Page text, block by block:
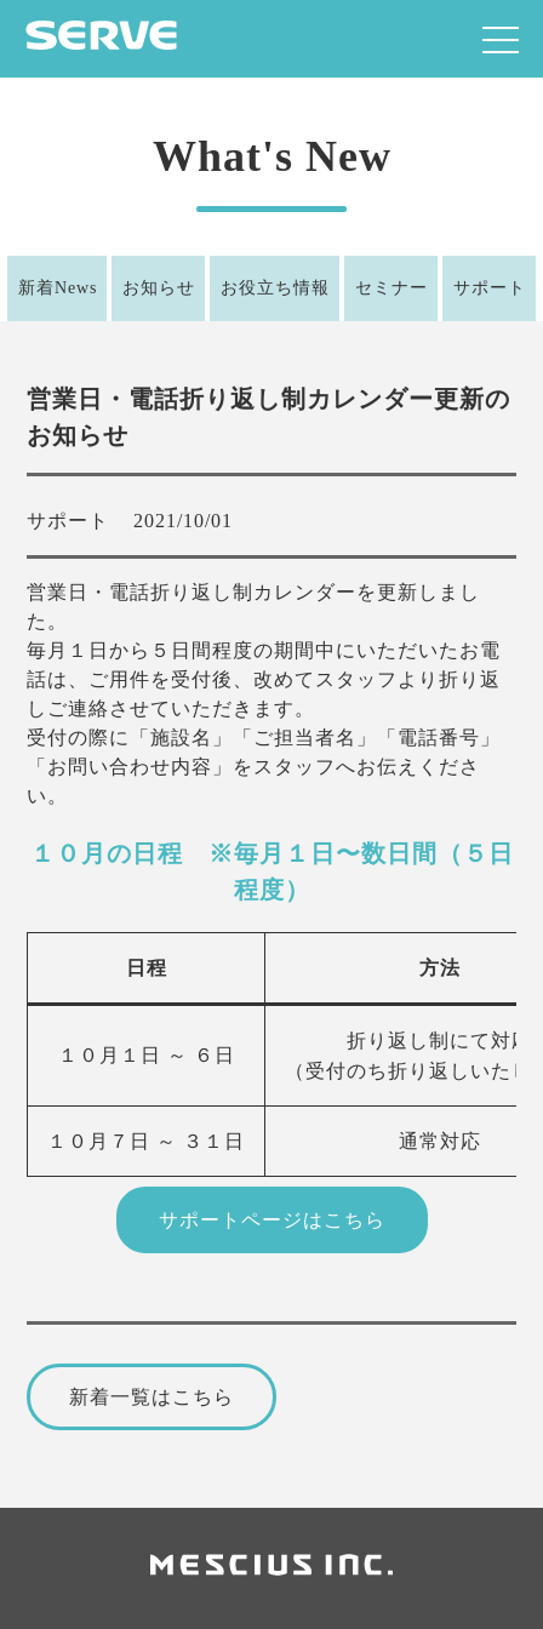
What's New
新着News お知らせ お役立ち情報 セミナー サポート
営業日・電話折り返し制カレンダー更新の
お知らせ
サポート 2021/10/01
営業日・電話折り返し制カレンダーを更新しまし
た。
毎月１日から５日間程度の期間中にいただいたお電
話は、ご用件を受付後、改めてスタッフより折り返
しご連絡させていただきます。
受付の際に「施設名」「ご担当者名」「電話番号」
「お問い合わせ内容」をスタッフへお伝えくださ
い。
１０月の日程 ※毎月１日〜数日間（５日
程度）
日程 方法
１０月１日 ～ ６日
折り返し制にて対応
（受付のち折り返しいたし
１０月７日 ～ ３１日 通常対応
サポートページはこちら
新着一覧はこちら